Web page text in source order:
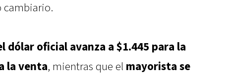
cambiario.
dólar oficial avanza a $1.445 para la
la venta, mientras que el mayorista se